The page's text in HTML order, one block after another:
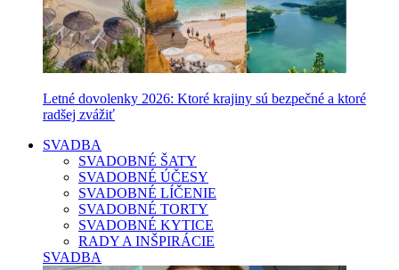
Letné dovolenky 2026: Ktoré krajiny sú bezpečné a ktoré
radšej zvážiť
SVADBA
SVADOBNÉ ŠATY
SVADOBNÉ ÚČESY
SVADOBNÉ LÍČENIE
SVADOBNÉ TORTY
SVADOBNÉ KYTICE
RADY A INŠPIRÁCIE
SVADBA